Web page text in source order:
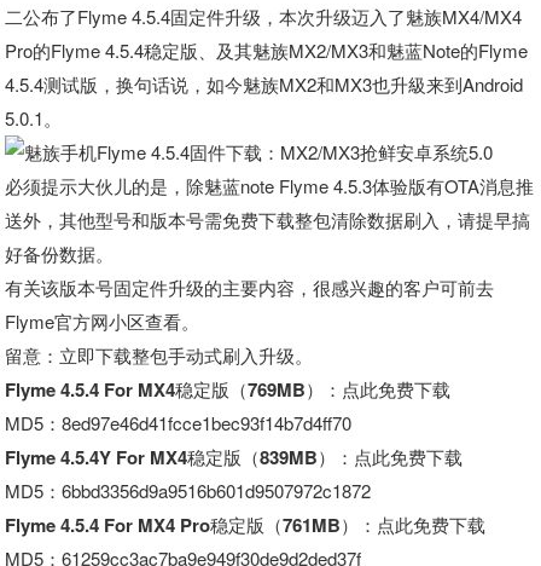
二公布了Flyme 4.5.4固定件升级，本次升级迈入了魅族MX4/MX4
Pro的Flyme 4.5.4稳定版、及其魅族MX2/MX3和魅蓝Note的Flyme
4.5.4测试版，换句话说，如今魅族MX2和MX3也升級来到Android
5.0.1。
必须提示大伙儿的是，除魅蓝note Flyme 4.5.3体验版有OTA消息推
送外，其他型号和版本号需免费下载整包清除数据刷入，请提早搞
好备份数据。
有关该版本号固定件升级的主要内容，很感兴趣的客户可前去
Flyme官方网小区查看。
留意：立即下载整包手动式刷入升级。
Flyme 4.5.4 For MX4稳定版（769MB）
：点此免费下载
MD5：8ed97e46d41fcce1bec93f14b7d4ff70
Flyme 4.5.4Y For MX4稳定版（839MB）
：点此免费下载
MD5：6bbd3356d9a9516b601d9507972c1872
Flyme 4.5.4 For MX4 Pro稳定版（761MB）
：点此免费下载
MD5：61259cc3ac7ba9e949f30de9d2ded37f